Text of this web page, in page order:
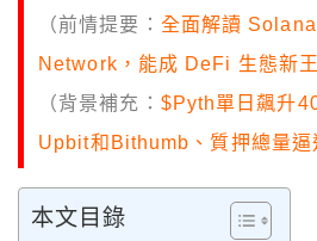
（前情提要： 全面解讀
Network，能成 DeFi 生態新
（背景補充： $Pyth單日飆升
Upbit和Bithumb、質押總量逼
本文目錄